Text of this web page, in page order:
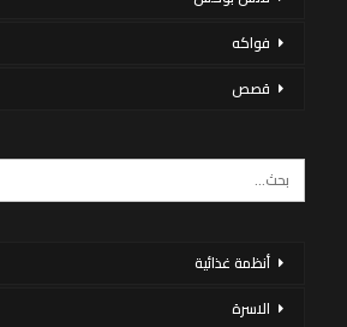
فواكه
قصص
أنظمة غذائية
الاسرة